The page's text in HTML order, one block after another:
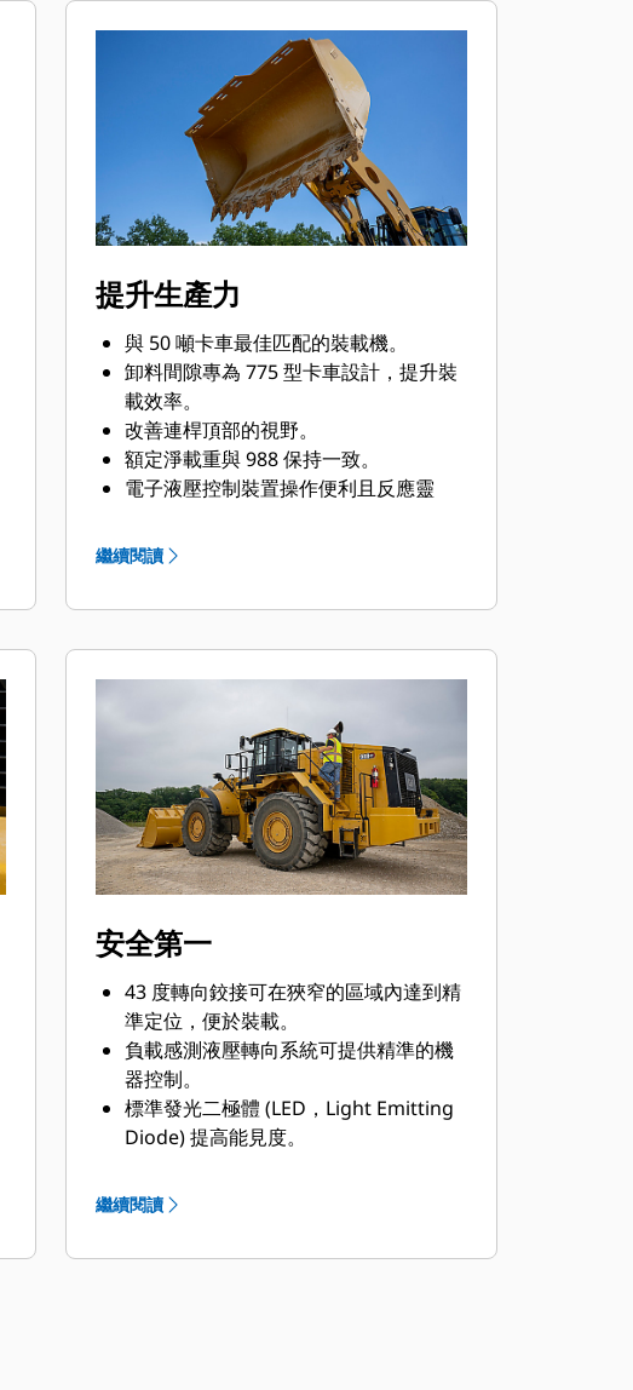
提升生產力
與 50 噸卡車最佳匹配的裝載機。
卸料間隙專為 775 型卡車設計，提升裝
載效率。
改善連桿頂部的視野。
額定淨載重與 988 保持一致。
電子液壓控制裝置操作便利且反應靈
整合式轉向和變速箱控制器。
繼續閱讀
安全第一
43 度轉向鉸接可在狹窄的區域內達到精
準定位，便於裝載。
負載感測液壓轉向系統可提供精準的機
器控制。
標準發光二極體 (LED，Light Emitting
Diode) 提高能見度。
電腦化監控系統包含警告指示器。
視野，協助您強化安全、放心作業。
繼續閱讀